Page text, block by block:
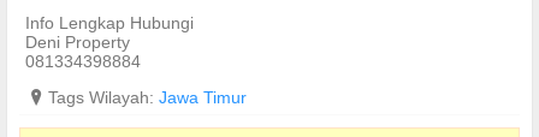
Info Lengkap Hubungi
Deni Property
081334398884
? Tags Wilayah: Jawa Timur